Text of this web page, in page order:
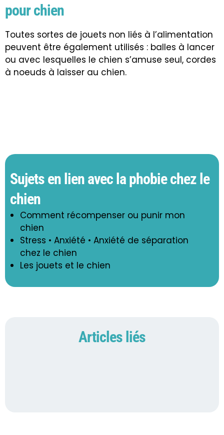
pour chien
Toutes sortes de jouets non liés à l’alimentation
peuvent être également utilisés : balles à lancer
ou avec lesquelles le chien s’amuse seul, cordes
à noeuds à laisser au chien.
Sujets en lien avec la phobie chez le
chien
Comment récompenser ou punir mon
chien
Stress • Anxiété • Anxiété de séparation
chez le chien
Les jouets et le chien
Articles liés